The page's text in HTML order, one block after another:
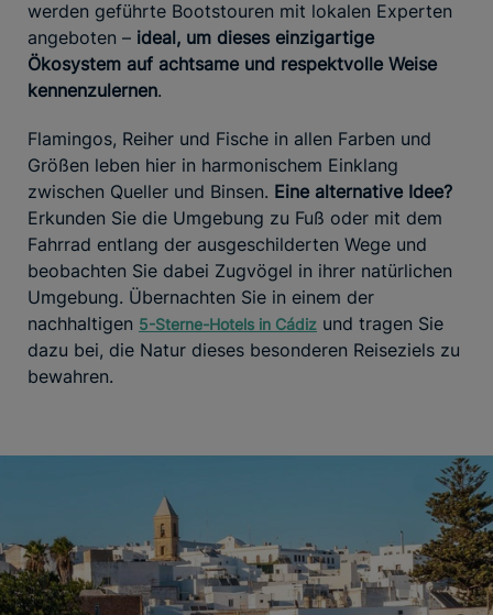
werden geführte Bootstouren mit lokalen Experten
angeboten – ideal, um dieses einzigartige
Ökosystem auf achtsame und respektvolle Weise
kennenzulernen.
Flamingos, Reiher und Fische in allen Farben und
Größen leben hier in harmonischem Einklang
zwischen Queller und Binsen. Eine alternative Idee?
Erkunden Sie die Umgebung zu Fuß oder mit dem
Fahrrad entlang der ausgeschilderten Wege und
beobachten Sie dabei Zugvögel in ihrer natürlichen
Umgebung. Übernachten Sie in einem der
nachhaltigen 5-Sterne-Hotels in Cádiz und tragen Sie
dazu bei, die Natur dieses besonderen Reiseziels zu
bewahren.